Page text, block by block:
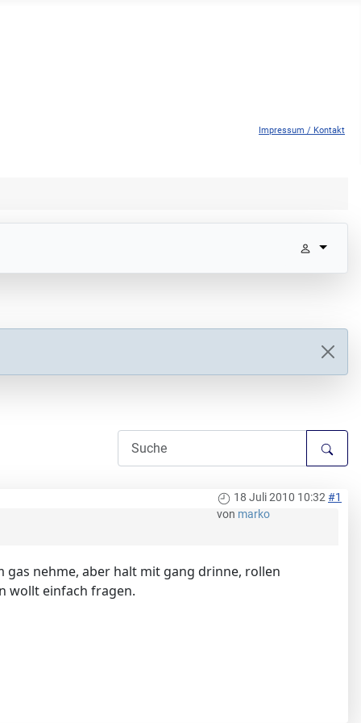
Impressum / Kontakt
18 Juli 2010 10:32#1
von marko
gas nehme, aber halt mit gang drinne, rollen
wollt einfach fragen.